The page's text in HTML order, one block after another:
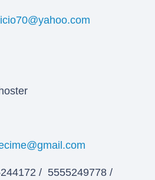
/ 5555249778 /